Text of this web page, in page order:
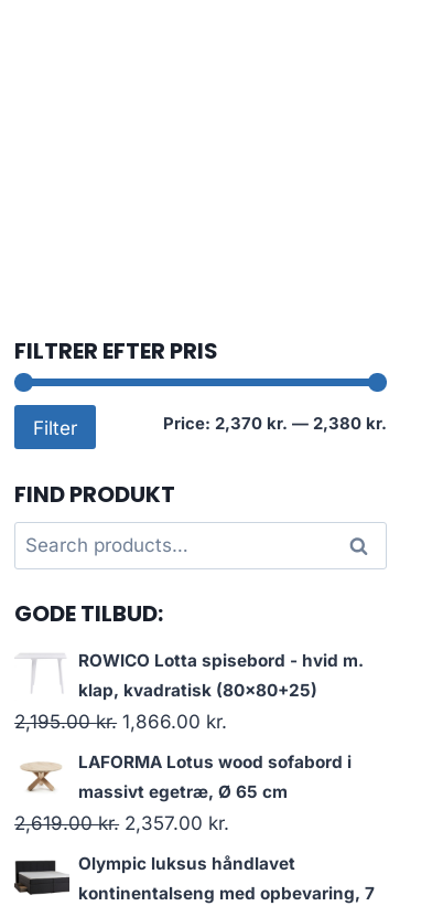
FILTRER EFTER PRIS
Min
Max
Filter Price: 2,370 kr. — 2,380 kr.
FIND PRODUKT
Search
for:
Search
GODE TILBUD:
ROWICO Lotta spisebord - hvid m.
klap, kvadratisk (80x80+25)
2,195.00kr. 1,866.00 kr.
LAFORMA Lotus wood sofabord i
massivt egetræ, Ø 65 cm
2,619.00kr. 2,357.00 kr.
Olympic luksus håndlavet
kontinentalseng med opbevaring, 7